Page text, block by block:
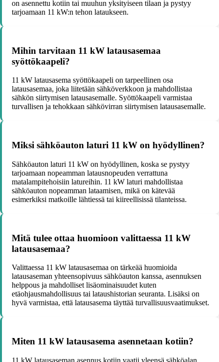
on asennettu kotiin tai muuhun yksityiseen tilaan ja pystyy
tarjoamaan 11 kW:n tehon lataukseen.
Mihin tarvitaan 11 kW latausasemaa
syöttökaapeli?
11 kW latausasema syöttökaapeli on tarpeellinen osa
latausasemaa, joka liitetään sähköverkkoon ja mahdollistaa
sähkön siirtymisen latausasemalle. Syöttökaapeli varmistaa
turvallisen ja tehokkaan sähkövirran siirtymisen latausasemalle.
Miksi sähköauton laturi 11 kW on hyödyllinen?
Sähköauton laturi 11 kW on hyödyllinen, koska se pystyy
tarjoamaan nopeamman latausnopeuden verrattuna
matalampitehoisiin latureihin. 11 kW laturi mahdollistaa
sähköauton nopeamman lataamisen, mikä on kätevää
esimerkiksi matkoille lähtiessä tai kiireellisissä tilanteissa.
Mitä tulee ottaa huomioon valittaessa 11 kW
latausasemaa?
Valittaessa 11 kW latausasemaa on tärkeää huomioida
latausaseman yhteensopivuus sähköauton kanssa, asennuksen
helppous ja mahdolliset lisäominaisuudet kuten
etäohjausmahdollisuus tai lataushistorian seuranta. Lisäksi on
hyvä varmistaa, että latausasema täyttää turvallisuusvaatimukset.
Miten 11 kW latausasema asennetaan kotiin?
11 kW latausaseman asennus kotiin vaatii yleensä sähköalan